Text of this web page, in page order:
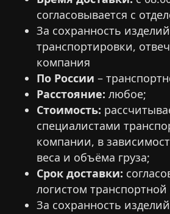
согласовывается с
За сохранность
транспортировки,
компания
По России –
Расстояние: любое;
Стоимость:
специалистами
компании, в
веса и объёма груза;
Срок доставки:
логистом
За сохранность